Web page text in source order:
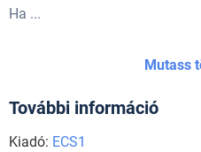
Ha ...
Mutass
További információ
Kiadó: ECS1